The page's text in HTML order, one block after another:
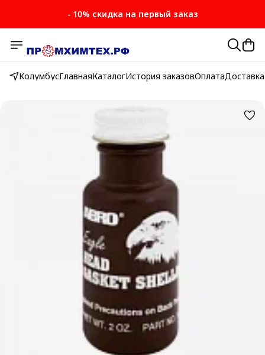
- 10% скидка на первый заказ
КолумбусГлавнаяКаталогИстория заказовОплатаДоставка